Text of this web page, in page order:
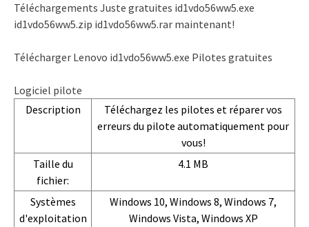
Téléchargements Juste gratuites id1vdo56ww5.exe
id1vdo56ww5.zip id1vdo56ww5.rar maintenant!
Télécharger Lenovo id1vdo56ww5.exe Pilotes gratuites
Logiciel pilote
Description
Téléchargez les pilotes et réparer vos
erreurs du pilote automatiquement pour
vous!
Taille du
fichier:
4.1 MB
Systèmes
d'exploitation
Windows 10, Windows 8, Windows 7,
Windows Vista, Windows XP